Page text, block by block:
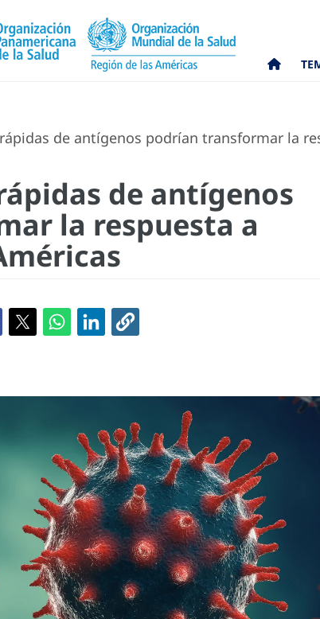
de antígenos podrían transformar la
de antígenos
la respuesta a